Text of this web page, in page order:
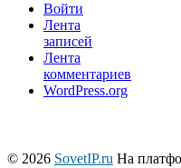
Войти
Лента
записей
Лента
комментариев
WordPress.org
© 2026 SovetIP.ru На